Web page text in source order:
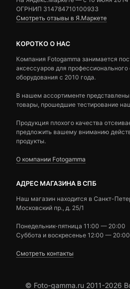
ОГРНИП 314784710100933
Смотреть отзывы в Я.Маркете
КОРОТКО О НАС
Компания Fotogamma занимается
аксессуаров для
оборудования с 2010 года.
В нашем ассортименте
товары, прошедшие тестирование
Продукция плохого качества
предложить вашему вниманию
продукты.
О компании Fotogamma
АДРЕС МАГАЗИНА В СПБ
Наш магазин находится в Санкт-
Московский пр., д. 25/1
Понедельник-пятница 11:00 — 20:00
Суббота и воскресенье 12:00 — 20:00
Смотреть контакты
© Foto-gamma.ru 2011-2026